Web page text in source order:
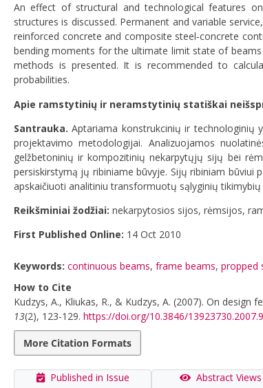
An effect of structural and technological features
structures is discussed. Permanent and variable
reinforced concrete and composite steel‐concrete
bending moments for the ultimate limit state of
methods is presented. It is recommended to
probabilities.
Apie ramstytinių ir neramstytinių statiškai
Santrauka.Aptariama konstrukcinių ir technologinių
projektavimo metodologijai. Analizuojamos
gelžbetoninių ir kompozitinių nekarpytųjų sijų bei
persiskirstymą jų ribiniame būvyje. Sijų ribiniam
apskaičiuoti analitiniu transformuotų sąlyginių
Reikšminiai žodžiai: nekarpytosios sijos, rėmsijos,
First Published Online: 14 Oct 2010
Keywords: continuous beams, frame beams, propped
How to Cite
Kudzys, A., Kliukas, R., & Kudzys, A. (2007). On
13(2), 123-129. https://doi.org/10.3846/
More Citation Formats
Published in Issue
Abstract Views